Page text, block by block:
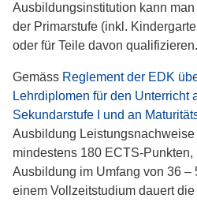
Ausbildungsinstitution kann
der Primarstufe (inkl.
oder für Teile davon qualifizieren.
Gemäss Reglement der EDK
Lehrdiplomen für den Unterricht
Sekundarstufe I und an
Ausbildung Leistungsnachweise
mindestens 180 ECTS-
Ausbildung im Umfang von 36 –
einem Vollzeitstudium dauert